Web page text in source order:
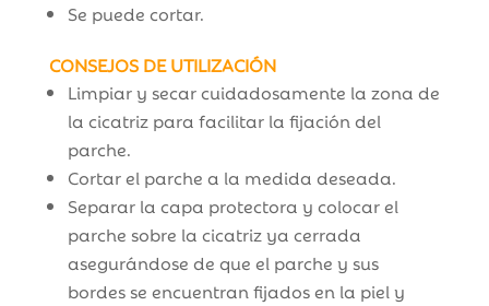
Se puede cortar.
CONSEJOS DE UTILIZACIÓN
Limpiar y secar cuidadosamente la zona de
la cicatriz para facilitar la fijación del
parche.
Cortar el parche a la medida deseada.
Separar la capa protectora y colocar el
parche sobre la cicatriz ya cerrada
asegurándose de que el parche y sus
bordes se encuentran fijados en la piel y